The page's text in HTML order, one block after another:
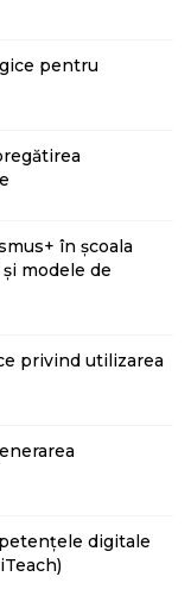
pentru
în școala
modele de
privind utilizarea
digitale